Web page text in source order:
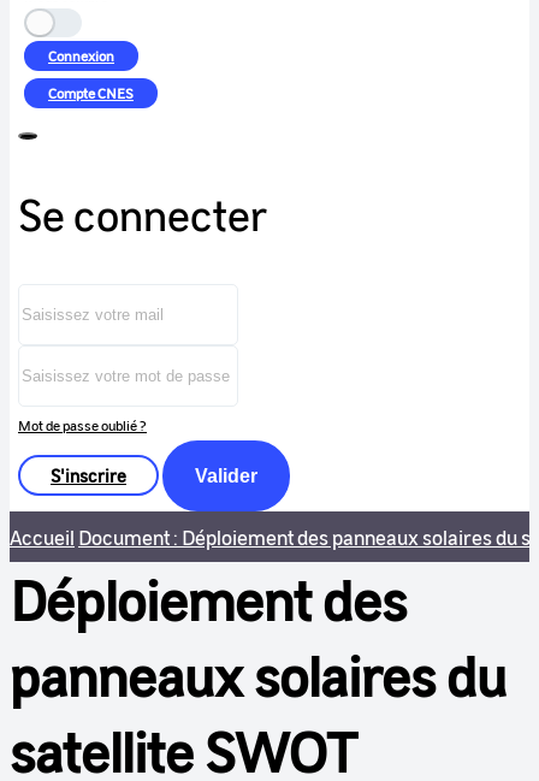
Connexion
CompteCNES
Se connecter
Mot de passe oublié ?
S'inscrire Valider
Accueil Document : Déploiement des panneaux solaires du
Déploiement des
panneaux solaires du
satellite SWOT